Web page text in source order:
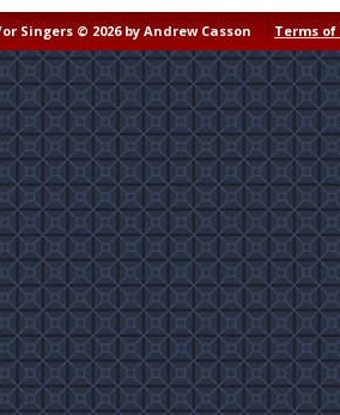
Singers © 2026 by Andrew Casson Terms of